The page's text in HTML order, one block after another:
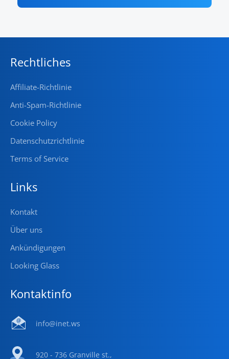
Rechtliches
Affiliate-Richtlinie
Anti-Spam-Richtlinie
Cookie Policy
Datenschutzrichtlinie
Terms of Service
Links
Kontakt
Über uns
Ankündigungen
Looking Glass
Kontaktinfo
info@inet.ws
920 - 736 Granville st.,